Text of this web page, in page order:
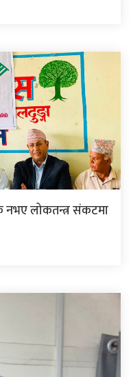
नभए लोकतन्त्र संकटमा